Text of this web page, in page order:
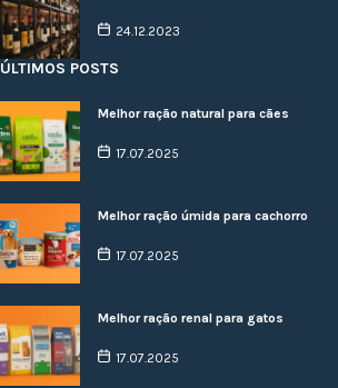
24.12.2023
ÚLTIMOS POSTS
Melhor ração natural para cães
17.07.2025
Melhor ração úmida para cachorro
17.07.2025
Melhor ração renal para gatos
17.07.2025